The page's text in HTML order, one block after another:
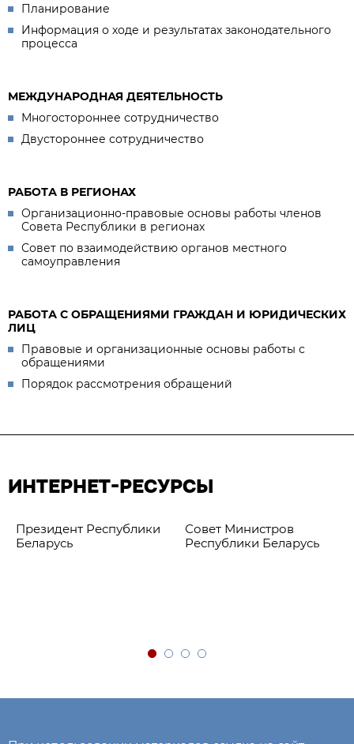
Планирование
Информация о ходе и результатах законодательного
процесса
МЕЖДУНАРОДНАЯ ДЕЯТЕЛЬНОСТЬ
Многостороннее сотрудничество
Двустороннее сотрудничество
РАБОТА В РЕГИОНАХ
Организационно-правовые основы работы членов
Совета Республики в регионах
Совет по взаимодействию органов местного
самоуправления
РАБОТА С ОБРАЩЕНИЯМИ ГРАЖДАН И ЮРИДИЧЕСКИХ
ЛИЦ
Правовые и организационные основы работы с
обращениями
Порядок рассмотрения обращений
ИНТЕРНЕТ-РЕСУРСЫ
Президент Республики
Беларусь
Совет Министров
Республики Беларусь